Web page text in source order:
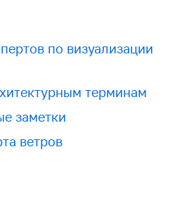
по визуализации
терминам
заметки
ветров